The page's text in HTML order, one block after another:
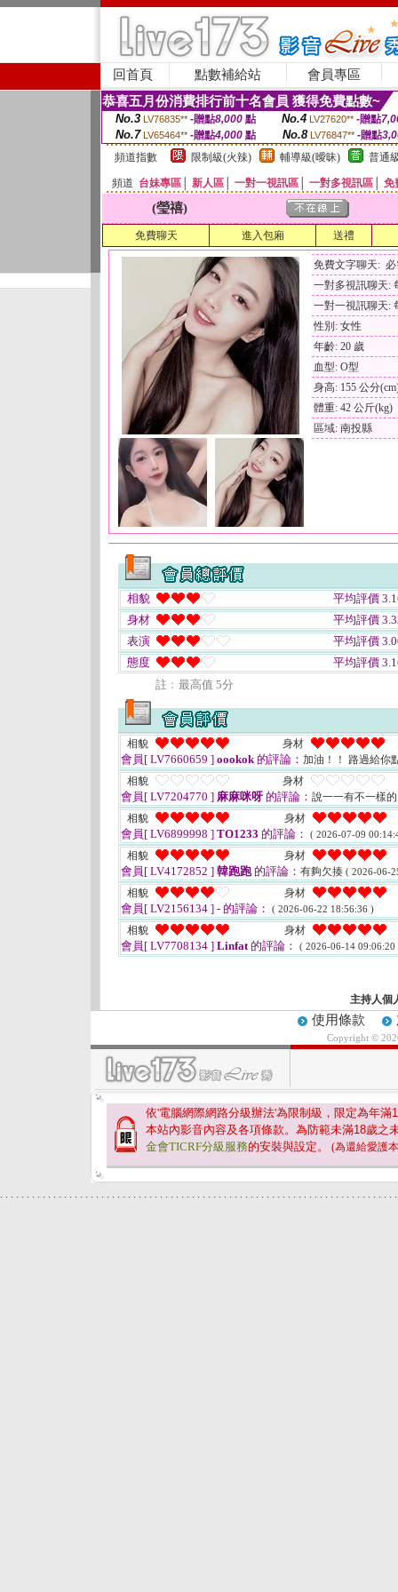
回首頁 點數補給站 會員專區
恭喜五月份消費排行前十名會員 獲得免費點數~
No.3 LV76835** -贈點8,000點 No.4 LV27620** -贈點
No.7 LV65464** -贈點4,000 點 No.8 LV76847** -贈點
頻道指數
限制級(火辣) 輔導級(曖昧) 普通
頻道 台妹專區 新人區 一對一視訊區 一對多視訊區 免
(瑩禧)
免費聊天 進入包廂 送禮
免費文字聊天:
一對多視訊聊天:
一對一視訊聊天:
性別: 女性
年齡: 20 歲
血型: O型
身高: 155 公分
體重: 42 公斤(kg)
區域: 南投縣
相貌
平均評價
身材
平均評價
表演
平均評價
態度
平均評價
註﹕最高值 5分
相貌 身材
會員[ LV7660659 ] oookok的評論： 加油！！ 路過給你
相貌
身材
會員[ LV7204770 ] 麻麻咪呀 的評論： 說一一有不一樣
相貌
身材
會員[ LV6899998 ] TO1233 的評論： ( 2026-07-09
相貌 身材
會員[ LV4172852 ] 韓跑跑的評論： 有夠欠揍 ( 2026-06-
相貌 身材
會員[ LV2156134 ] - 的評論： ( 2026-06-22 18:56:36 )
相貌 身材
會員[ LV7708134 ] Linfat的評論： ( 2026-06-14 09:06:20
主持人個
使用條款
Copyright ©
依'電腦網際網路分級辦法'為限制級，限定為年滿
本站內影音內容及各項條款。為防範未滿18歲之
金會TICRF分級服務的安裝與設定。 (為還給愛護
. . . . . . . . . . . . . . . . . . . . . . . . . . . . . . . . . . . . . . . . . . . . . . . . . . . . . . . . . . . . . . . . . . . . . . . . . . .